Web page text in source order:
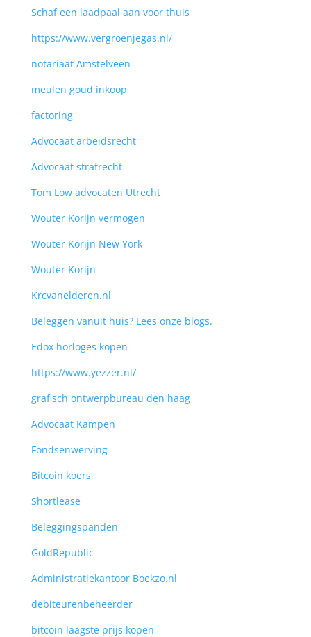
Schaf een laadpaal aan voor thuis
https://www.vergroenjegas.nl/
notariaat Amstelveen
meulen goud inkoop
factoring
Advocaat arbeidsrecht
Advocaat strafrecht
Tom Low advocaten Utrecht
Wouter Korijn vermogen
Wouter Korijn New York
Wouter Korijn
Krcvanelderen.nl
Beleggen vanuit huis? Lees onze blogs.
Edox horloges kopen
https://www.yezzer.nl/
grafisch ontwerpbureau den haag
Advocaat Kampen
Fondsenwerving
Bitcoin koers
Shortlease
Beleggingspanden
GoldRepublic
Administratiekantoor Boekzo.nl
debiteurenbeheerder
bitcoin laagste prijs kopen